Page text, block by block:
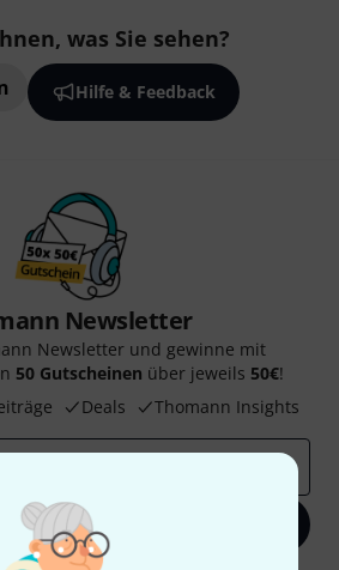
was Sie sehen?
Hilfe & Feedback
Newsletter
Newsletter und gewinne mit
50 Gutscheinen über jeweils 50€!
Deals Thomann Insights
Jetzt anmelden